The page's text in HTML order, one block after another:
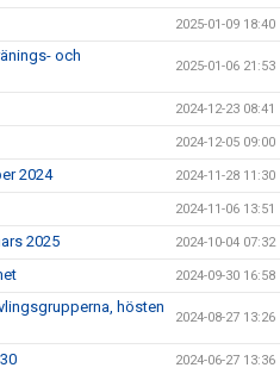
2025-01-09 18:40
och
2025-01-06 21:53
2024-12-23 08:41
2024-12-05 09:00
2024 2024-11-28 11:30
2024-11-06 13:51
2025 2024-10-04 07:32
2024-09-30 16:58
hösten
2024-08-27 13:26
2024-06-27 13:36